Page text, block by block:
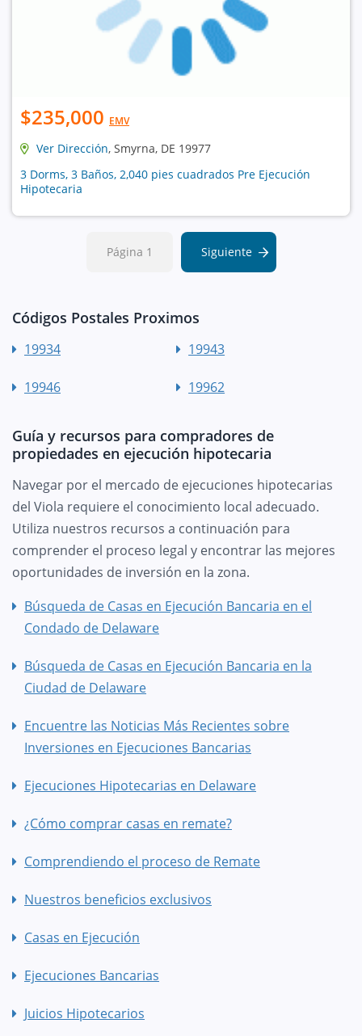
$235,000 EMV
Ver Dirección, Smyrna, DE 19977
3 Dorms, 3 Baños, 2,040 pies cuadrados Pre Ejecución
Hipotecaria
Página 1 Siguiente
Códigos Postales Proximos
19934 19943
19946 19962
Guía y recursos para compradores de
propiedades en ejecución hipotecaria
Navegar por el mercado de ejecuciones hipotecarias
del Viola requiere el conocimiento local adecuado.
Utiliza nuestros recursos a continuación para
comprender el proceso legal y encontrar las mejores
oportunidades de inversión en la zona.
Búsqueda de Casas en Ejecución Bancaria en el
Condado de Delaware
Búsqueda de Casas en Ejecución Bancaria en la
Ciudad de Delaware
Encuentre las Noticias Más Recientes sobre
Inversiones en Ejecuciones Bancarias
Ejecuciones Hipotecarias en Delaware
¿Cómo comprar casas en remate?
Comprendiendo el proceso de Remate
Nuestros beneficios exclusivos
Casas en Ejecución
Ejecuciones Bancarias
Juicios Hipotecarios